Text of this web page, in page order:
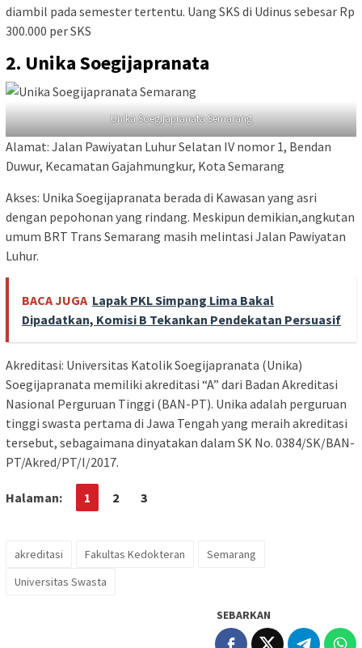
diambil pada semester tertentu. Uang SKS di Udinus sebesar Rp
300.000 per SKS
2. Unika Soegijapranata
Unika Soegijapranata Semarang
Alamat: Jalan Pawiyatan Luhur Selatan IV nomor 1, Bendan
Duwur, Kecamatan Gajahmungkur, Kota Semarang
Akses: Unika Soegijapranata berada di Kawasan yang asri
dengan pepohonan yang rindang. Meskipun demikian,angkutan
umum BRT Trans Semarang masih melintasi Jalan Pawiyatan
Luhur.
BACA JUGA Lapak PKL Simpang Lima Bakal
Dipadatkan, Komisi B Tekankan Pendekatan Persuasif
Akreditasi: Universitas Katolik Soegijapranata (Unika)
Soegijapranata memiliki akreditasi “A” dari Badan Akreditasi
Nasional Perguruan Tinggi (BAN-PT). Unika adalah perguruan
tinggi swasta pertama di Jawa Tengah yang meraih akreditasi
tersebut, sebagaimana dinyatakan dalam SK No. 0384/SK/BAN-
PT/Akred/PT/I/2017.
Halaman: 1 2 3
akreditasi Fakultas Kedokteran
Semarang
Universitas Swasta
SEBARKAN